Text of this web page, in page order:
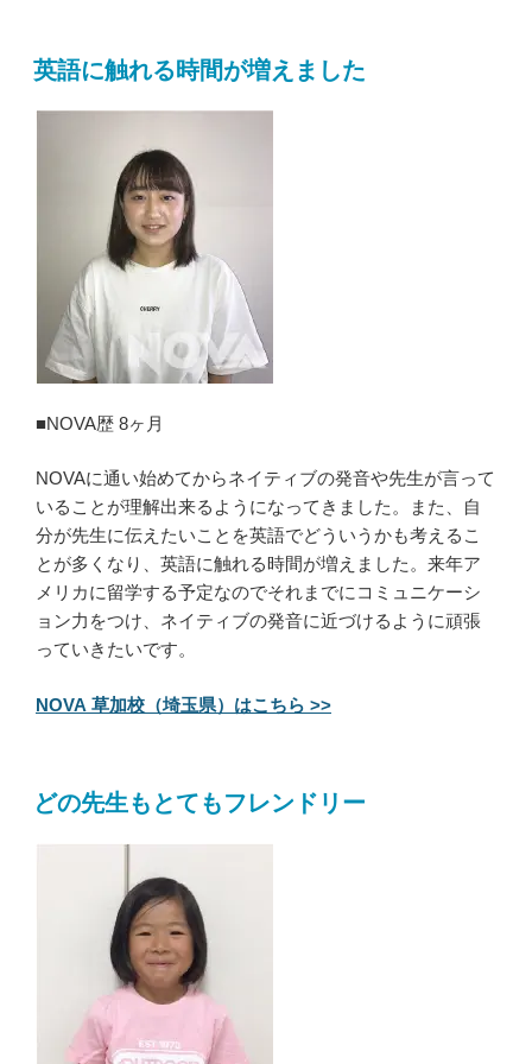
英語に触れる時間が増えました
■NOVA歴 8ヶ月
NOVAに通い始めてからネイティブの発音や先生が言って
いることが理解出来るようになってきました。また、自
分が先生に伝えたいことを英語でどういうかも考えるこ
とが多くなり、英語に触れる時間が増えました。来年ア
メリカに留学する予定なのでそれまでにコミュニケーシ
ョン力をつけ、ネイティブの発音に近づけるように頑張
っていきたいです。
NOVA 草加校（埼玉県）はこちら >>
どの先生もとてもフレンドリー